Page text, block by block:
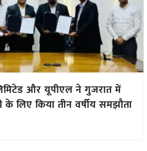
और यूपीएल ने गुजरात में
के लिए किया तीन वर्षीय समझौता